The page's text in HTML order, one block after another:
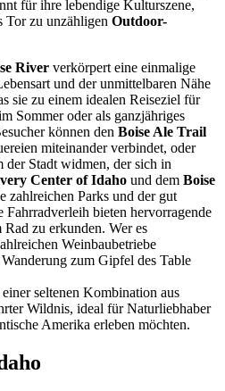
für ihre lebendige Kulturszene,
Tor zu unzähligen Outdoor-
River verkörpert eine einmalige
und der unmittelbaren Nähe
sie zu einem idealen Reiseziel für
Sommer oder als ganzjähriges
können den Boise Ale Trail
miteinander verbindet, oder
Stadt widmen, der sich in
Center of Idaho und dem Boise
zahlreichen Parks und der gut
Fahrradverleih bieten hervorragende
zu erkunden. Wer es
Weinbaubetriebe
zum Gipfel des Table
seltenen Kombination aus
Wildnis, ideal für Naturliebhaber
Amerika erleben möchten.